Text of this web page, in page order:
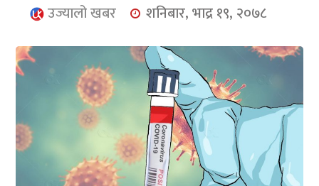
प्रबास
युनिकोड
उज्यालो खबर शनिबार, भाद्र १९, २०७८